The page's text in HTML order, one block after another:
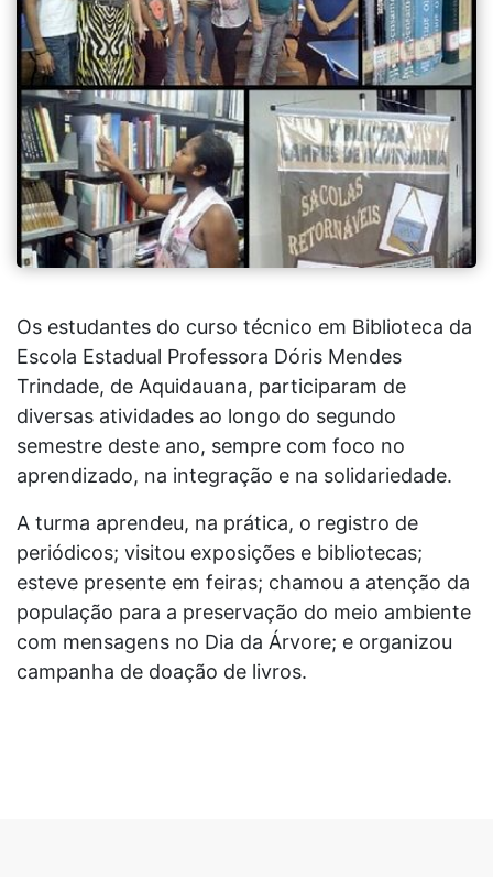
Os estudantes do curso técnico em Biblioteca da
Escola Estadual Professora Dóris Mendes
Trindade, de Aquidauana, participaram de
diversas atividades ao longo do segundo
semestre deste ano, sempre com foco no
aprendizado, na integração e na solidariedade.
A turma aprendeu, na prática, o registro de
periódicos; visitou exposições e bibliotecas;
esteve presente em feiras; chamou a atenção da
população para a preservação do meio ambiente
com mensagens no Dia da Árvore; e organizou
campanha de doação de livros.